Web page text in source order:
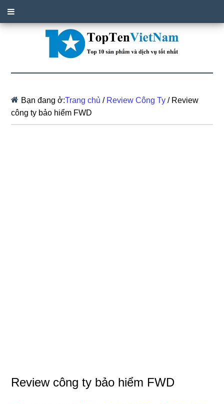
Bạn đang ở:Trang chủ / Review Công Ty /Review
công ty bảo hiểm FWD
Review công ty bảo hiểm FWD